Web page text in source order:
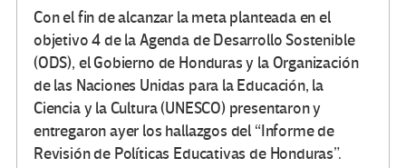
Con el fin de alcanzar la meta planteada en el
objetivo 4 de la Agenda de Desarrollo Sostenible
(ODS), el Gobierno de Honduras y la Organización
de las Naciones Unidas para la Educación, la
Ciencia y la Cultura (UNESCO) presentaron y
entregaron ayer los hallazgos del “Informe de
Revisión de Políticas Educativas de Honduras”.